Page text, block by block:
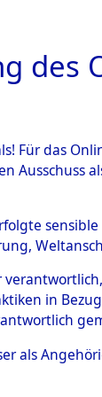
des
Für das
Ausschuss
in
als